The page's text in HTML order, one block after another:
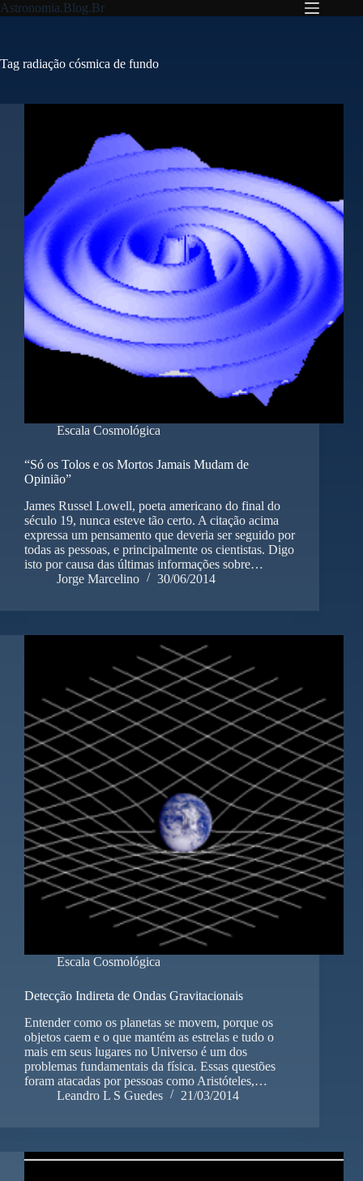
Pular
para
Astronomia.Blog.Br
Tag radiação cósmica de fundo
Escala Cosmológica
“Só os Tolos e os Mortos Jamais Mudam de
Opinião”
James Russel Lowell, poeta americano do final do
século 19, nunca esteve tão certo. A citação acima
expressa um pensamento que deveria ser seguido por
todas as pessoas, e principalmente os cientistas. Digo
isto por causa das últimas informações sobre…
Jorge Marcelino
30/06/2014
Escala Cosmológica
Detecção Indireta de Ondas Gravitacionais
Entender como os planetas se movem, porque os
objetos caem e o que mantém as estrelas e tudo o
mais em seus lugares no Universo é um dos
problemas fundamentais da física. Essas questões
foram atacadas por pessoas como Aristóteles,…
Leandro L S Guedes
21/03/2014